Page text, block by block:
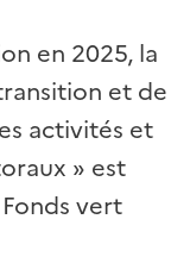
en 2025, la
et de
activités et
» est
vert